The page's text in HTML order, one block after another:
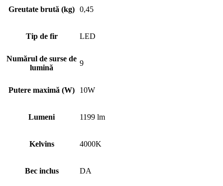
Greutate brută (kg) 0,45
Tip de fir LED
Numărul de surse de
lumină
9
Putere maximă (W) 10W
Lumeni 1199 lm
Kelvins 4000K
Bec inclus DA